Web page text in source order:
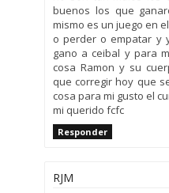
buenos los que
mismo es un juego en
o perder o empatar y
gano a ceibal y para
cosa Ramon y su
que corregir hoy que
cosa para mi gusto el
mi querido fcfc
Responder
RJM